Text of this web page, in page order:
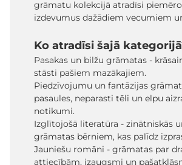
grāmatu kolekcijā atradīsi
izdevumus dažādiem vecumiem
Ko atradīsi šajā
Pasakas un bilžu grāmatas -
stāsti pašiem mazākajiem.
Piedzīvojumu un fantāzijas
pasaules, neparasti tēli un elpu
notikumi.
Izglītojošā literatūra - zinātniskās
grāmatas bērniem, kas palīdz
Jauniešu romāni - grāmatas par
attiecībām, izaugsmi un